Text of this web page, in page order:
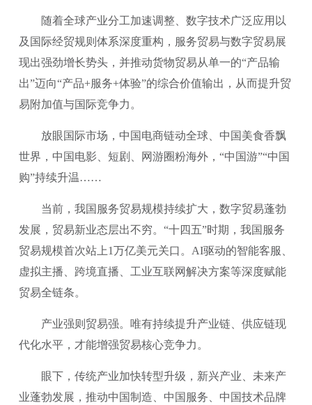
随着全球产业分工加速调整、数字技术广泛应用以
及国际经贸规则体系深度重构，服务贸易与数字贸易展
现出强劲增长势头，并推动货物贸易从单一的“产品输
出”迈向“产品+服务+体验”的综合价值输出，从而提升贸
易附加值与国际竞争力。
放眼国际市场，中国电商链动全球、中国美食香飘
世界，中国电影、短剧、网游圈粉海外，“中国游”“中国
购”持续升温……
当前，我国服务贸易规模持续扩大，数字贸易蓬勃
发展，贸易新业态层出不穷。“十四五”时期，我国服务
贸易规模首次站上1万亿美元关口。AI驱动的智能客服、
虚拟主播、跨境直播、工业互联网解决方案等深度赋能
贸易全链条。
产业强则贸易强。唯有持续提升产业链、供应链现
代化水平，才能增强贸易核心竞争力。
眼下，传统产业加快转型升级，新兴产业、未来产
业蓬勃发展，推动中国制造、中国服务、中国技术品牌